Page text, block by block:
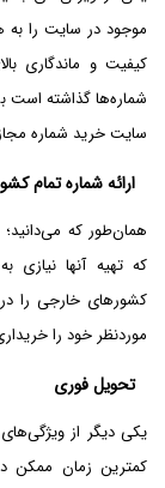
موجود در سایت را به
کیفیت و ماندگاری
شماره‌ها گذاشته است
سایت خرید شماره
ارائه شماره تمام
همان‌طور که
که تهیه آنها نیازی
کشورهای خارجی را در
موردنظر خود را
تحویل فوری
یکی دیگر از
کمترین زمان ممکن